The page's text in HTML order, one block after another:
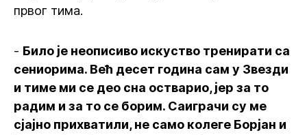
првог тима.
- Било је неописиво искуство тренирати са
сениорима. Већ десет година сам у Звезди
и тиме ми се део сна остварио, јер за то
радим и за то се борим. Саиграчи су ме
сјајно прихватили, не само колеге Борјан и